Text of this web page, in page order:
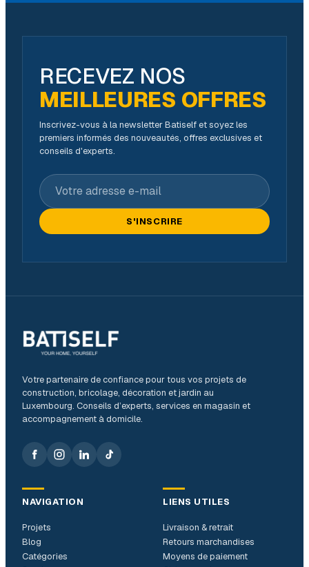
RECEVEZ NOS
MEILLEURES OFFRES
Inscrivez-vous à la newsletter Batiself et soyez les
premiers informés des nouveautés, offres exclusives et
conseils d'experts.
Votre adresse e-mail
S'INSCRIRE
Votre partenaire de confiance pour tous vos projets de
construction, bricolage, décoration et jardin au
Luxembourg. Conseils d’experts, services en magasin et
accompagnement à domicile.
NAVIGATION
Projets
Blog
Catégories
LIENS UTILES
Livraison & retrait
Retours marchandises
Moyens de paiement